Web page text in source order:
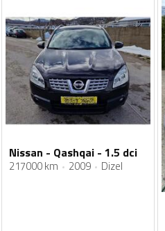
Nissan - Qashqai - 1.5 dci
217000 km 2009 Dizel